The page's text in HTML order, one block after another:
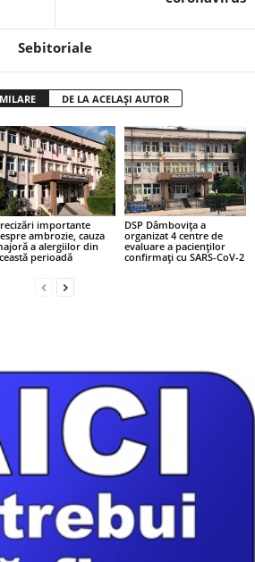
Sebitoriale
DE LA ACELAȘI AUTOR
importante
ambrozie, cauza
a alergiilor din
perioadă
DSP Dâmbovița a
organizat 4 centre de
evaluare a pacienților
confirmați cu SARS-CoV-2